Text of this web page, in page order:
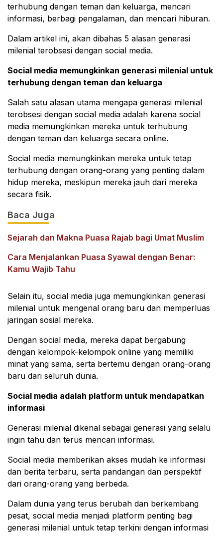
terhubung dengan teman dan keluarga, mencari
informasi, berbagi pengalaman, dan mencari hiburan.
Dalam artikel ini, akan dibahas 5 alasan generasi
milenial terobsesi dengan social media.
Social media memungkinkan generasi milenial untuk
terhubung dengan teman dan keluarga
Salah satu alasan utama mengapa generasi milenial
terobsesi dengan social media adalah karena social
media memungkinkan mereka untuk terhubung
dengan teman dan keluarga secara online.
Social media memungkinkan mereka untuk tetap
terhubung dengan orang-orang yang penting dalam
hidup mereka, meskipun mereka jauh dari mereka
secara fisik.
Baca Juga
Sejarah dan Makna Puasa Rajab bagi Umat Muslim
Cara Menjalankan Puasa Syawal dengan Benar:
Kamu Wajib Tahu
Selain itu, social media juga memungkinkan generasi
milenial untuk mengenal orang baru dan memperluas
jaringan sosial mereka.
Dengan social media, mereka dapat bergabung
dengan kelompok-kelompok online yang memiliki
minat yang sama, serta bertemu dengan orang-orang
baru dari seluruh dunia.
Social media adalah platform untuk mendapatkan
informasi
Generasi milenial dikenal sebagai generasi yang selalu
ingin tahu dan terus mencari informasi.
Social media memberikan akses mudah ke informasi
dan berita terbaru, serta pandangan dan perspektif
dari orang-orang yang berbeda.
Dalam dunia yang terus berubah dan berkembang
pesat, social media menjadi platform penting bagi
generasi milenial untuk tetap terkini dengan informasi